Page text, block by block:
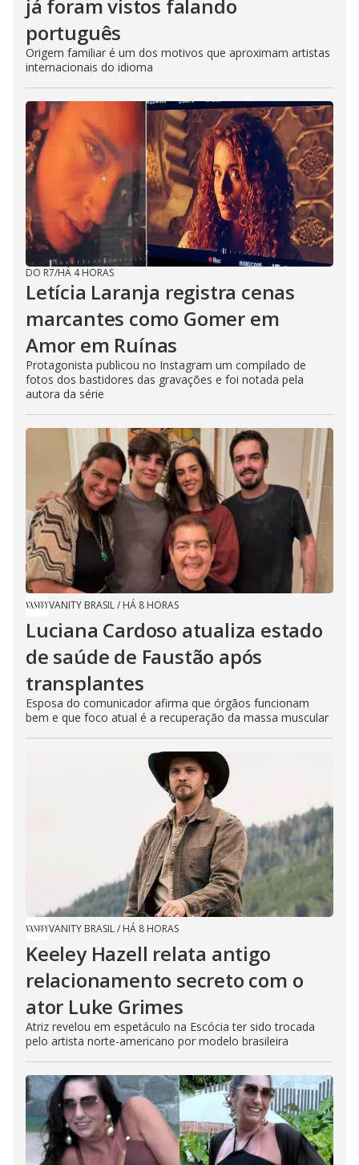
já foram vistos falando
português
Origem familiar é um dos motivos que aproximam artistas
internacionais do idioma
DO R7/HÁ 4 HORAS
Letícia Laranja registra cenas
marcantes como Gomer em
Amor em Ruínas
Protagonista publicou no Instagram um compilado de
fotos dos bastidores das gravações e foi notada pela
autora da série
VANITY BRASIL/ HÁ 8 HORAS
Luciana Cardoso atualiza estado
de saúde de Faustão após
transplantes
Esposa do comunicador afirma que órgãos funcionam
bem e que foco atual é a recuperação da massa muscular
VANITY BRASIL/ HÁ 8 HORAS
Keeley Hazell relata antigo
relacionamento secreto com o
ator Luke Grimes
Atriz revelou em espetáculo na Escócia ter sido trocada
pelo artista norte-americano por modelo brasileira